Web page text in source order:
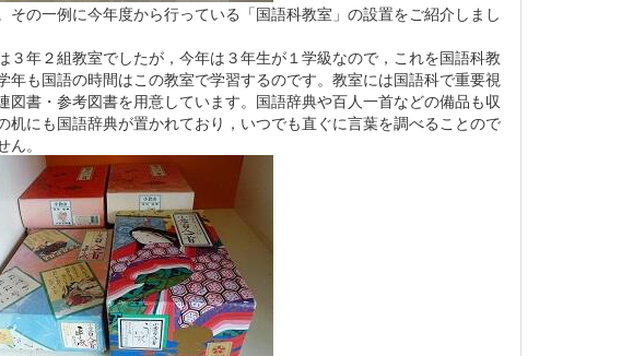
の一例に今年度から行っている「国語科教室」の設置をご紹介しまし
年２組教室でしたが，今年は３年生が１学級なので，これを国語科教
も国語の時間はこの教室で学習するのです。教室には国語科で重要視
書・参考図書を用意しています。国語辞典や百人一首などの備品も収
にも国語辞典が置かれており，いつでも直ぐに言葉を調べることので
。